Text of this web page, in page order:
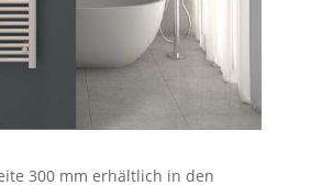
300 mm erhältlich in den